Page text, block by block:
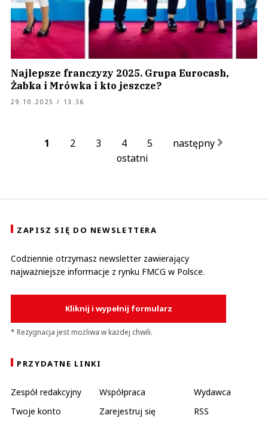
Najlepsze franczyzy 2025. Grupa Eurocash,
Żabka i Mrówka i kto jeszcze?
29.10.2025 / 13:36
1 2 3 4 5
następny
ostatni
ZAPISZ SIĘ DO NEWSLETTERA
Codziennie otrzymasz newsletter zawierający
najważniejsze informacje z rynku FMCG w Polsce.
Kliknij i wypełnij formularz
* Rezygnacja jest możliwa w każdej chwili.
PRZYDATNE LINKI
Zespół redakcyjny Współpraca
Wydawca
Twoje konto
Zarejestruj się
RSS